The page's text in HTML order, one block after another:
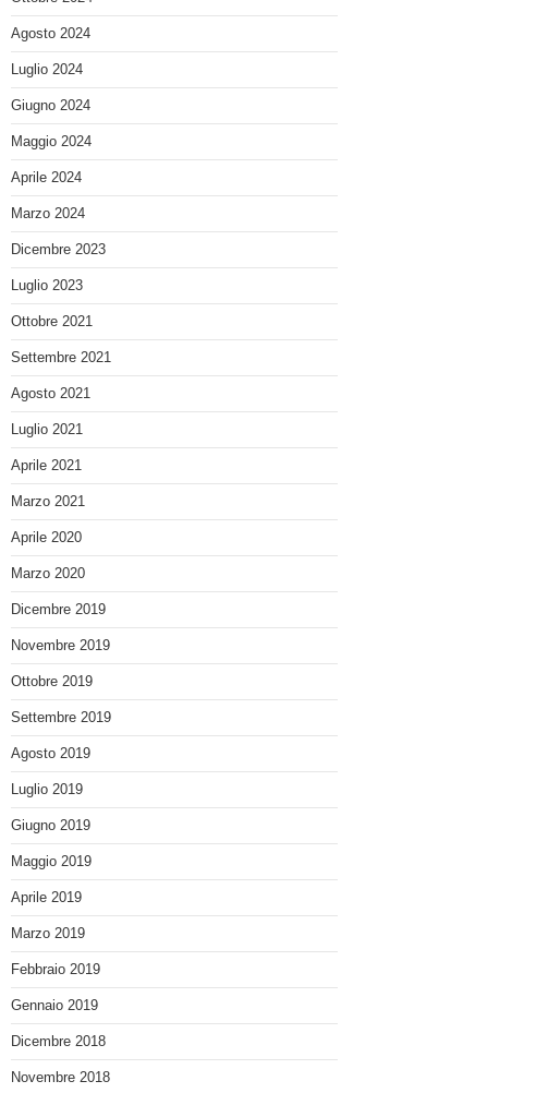
Agosto 2024
Luglio 2024
Giugno 2024
Maggio 2024
Aprile 2024
Marzo 2024
Dicembre 2023
Luglio 2023
Ottobre 2021
Settembre 2021
Agosto 2021
Luglio 2021
Aprile 2021
Marzo 2021
Aprile 2020
Marzo 2020
Dicembre 2019
Novembre 2019
Ottobre 2019
Settembre 2019
Agosto 2019
Luglio 2019
Giugno 2019
Maggio 2019
Aprile 2019
Marzo 2019
Febbraio 2019
Gennaio 2019
Dicembre 2018
Novembre 2018